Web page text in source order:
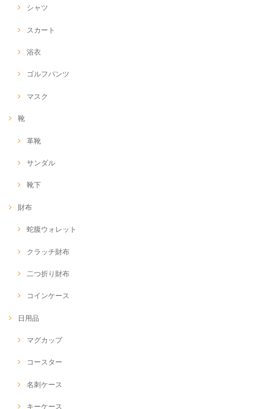
シャツ
スカート
浴衣
ゴルフパンツ
マスク
靴
革靴
サンダル
靴下
財布
蛇腹ウォレット
クラッチ財布
二つ折り財布
コインケース
日用品
マグカップ
コースター
名刺ケース
キーケース